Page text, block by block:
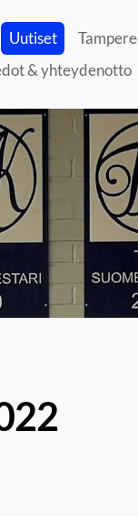
Uutiset
& yhteydenotto